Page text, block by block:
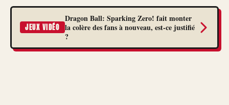
JEUX VIDÉO
Dragon Ball: Sparking Zero! fait monter
la colère des fans à nouveau, est-ce justifié
?